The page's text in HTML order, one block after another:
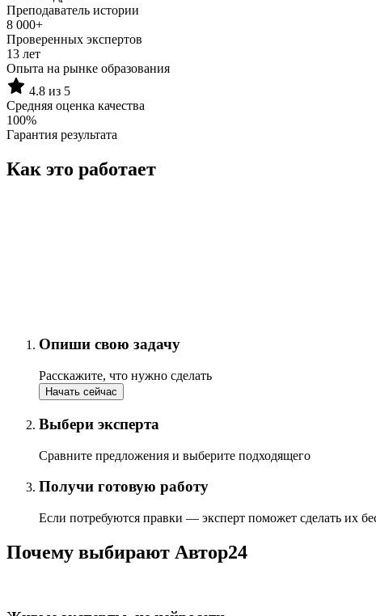
Преподаватель истории
8 000+
Проверенных экспертов
13 лет
Опыта на рынке образования
4.8 из 5
Средняя оценка качества
100%
Гарантия результата
Как это работает
Опиши свою задачу
Расскажите, что нужно сделать
Начать сейчас
Выбери эксперта
Сравните предложения и выберите подходящего
Получи готовую работу
Если потребуются правки — эксперт поможет сделать их
Почему выбирают Автор24